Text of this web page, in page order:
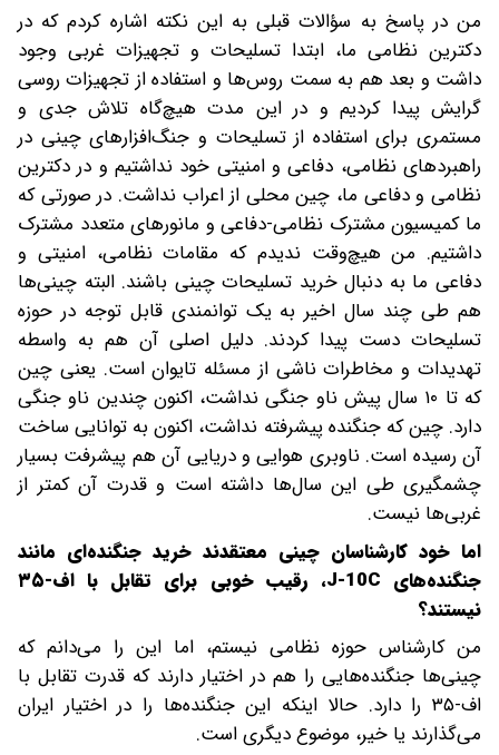
من در پاسخ به سؤالات قبلی به این نکته اشاره کردم که در
دکترین نظامی ما، ابتدا تسلیحات و تجهیزات غربی وجود
داشت و بعد هم به سمت روس‌ها و استفاده از تجهیزات روسی
گرایش پیدا کردیم و در این مدت هیچ‌گاه تلاش جدی و
مستمری برای استفاده از تسلیحات و جنگ‌افزارهای چینی در
راهبردهای نظامی، دفاعی و امنیتی خود نداشتیم و در دکترین
نظامی و دفاعی ما، چین محلی از اعراب نداشت. در صورتی که
ما کمیسیون مشترک نظامی-دفاعی و مانورهای متعدد مشترک
داشتیم. من هیچ‌وقت ندیدم که مقامات نظامی، امنیتی و
دفاعی ما به دنبال خرید تسلیحات چینی باشند. البته چینی‌ها
هم طی چند سال اخیر به یک توانمندی قابل توجه در حوزه
تسلیحات دست پیدا کردند. دلیل اصلی آن هم به واسطه
تهدیدات و مخاطرات ناشی از مسئله تایوان است. یعنی چین
که تا ۱۰ سال پیش ناو جنگی نداشت، اکنون چندین ناو جنگی
دارد. چین که جنگنده پیشرفته نداشت، اکنون به توانایی ساخت
آن رسیده است. ناوبری هوایی و دریایی آن هم پیشرفت بسیار
چشمگیری طی این سال‌ها داشته است و قدرت آن کمتر از
غربی‌ها نیست.
‌‌اما خود کارشناسان چینی معتقدند خرید جنگنده‌ای مانند
جنگنده‌های J-10C، رقیب خوبی برای تقابل با اف-۳۵
نیستند؟
من کارشناس حوزه نظامی نیستم، اما این را می‌دانم که
چینی‌ها جنگنده‌هایی را هم در اختیار دارند که قدرت تقابل با
اف-۳۵ را دارد. حالا اینکه این جنگنده‌ها را در اختیار ایران
می‌گذارند یا خیر، موضوع دیگری است.